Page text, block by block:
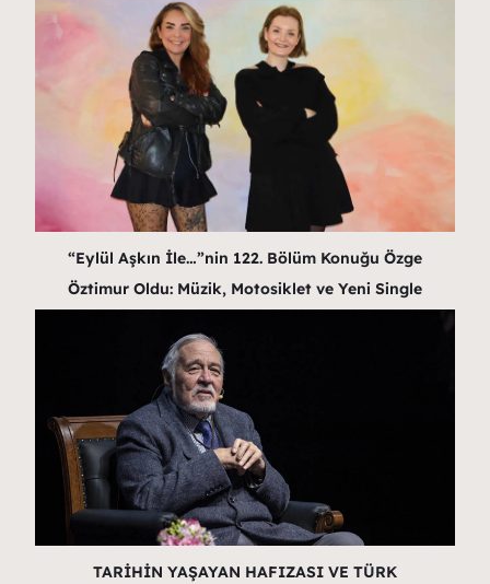
“Eylül Aşkın İle…”nin 122. Bölüm Konuğu Özge
Öztimur Oldu: Müzik, Motosiklet ve Yeni Single
TARİHİN YAŞAYAN HAFIZASI VE TÜRK